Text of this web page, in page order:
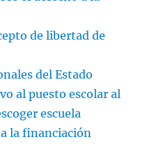
de libertad de
del Estado
al puesto escolar al
escuela
la financiación